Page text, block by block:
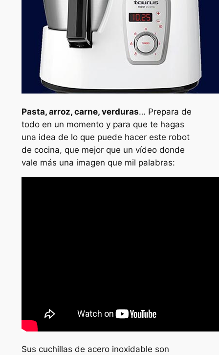
Pasta, arroz, carne, verduras… Prepara de
todo en un momento y para que te hagas
una idea de lo que puede hacer este robot
de cocina, que mejor que un vídeo donde
vale más una imagen que mil palabras:
Sus cuchillas de acero inoxidable son